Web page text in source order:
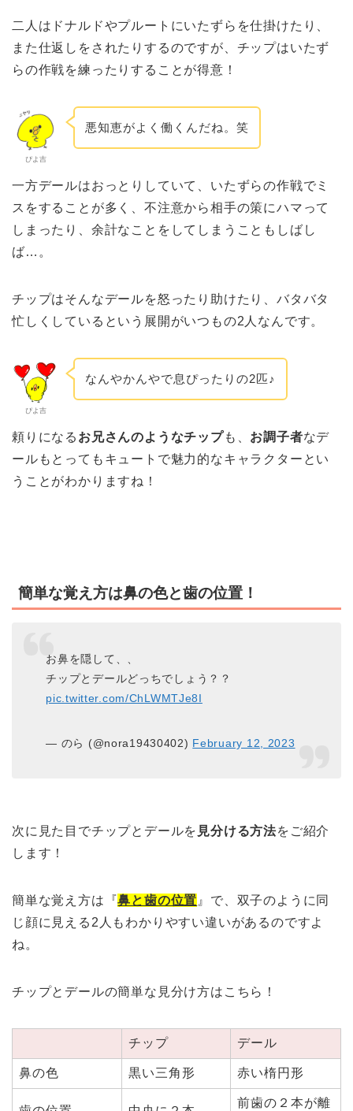
二人はドナルドやプルートにいたずらを仕掛けたり、
また仕返しをされたりするのですが、チップはいたず
らの作戦を練ったりすることが得意 ！
ぴよ吉
悪知恵がよく働くんだね。笑
一方デールはおっとりしていて、いたずらの作戦でミ
スをすることが多く、不注意から相手の策にハマって
しまったり、余計なことをしてしまうこともしばし
ば…。
チップはそんなデールを怒ったり助けたり、バタバタ
忙しくしているという展開がいつもの2人なんです。
ぴよ吉
なんやかんやで息ぴったりの2匹♪
頼りになる お兄さんのようなチップも、 お調子者なデ
ールもとってもキュートで魅力的なキャラクターとい
うことがわかりますね！
簡単な覚え方は鼻の色と歯の位置！
お鼻を隠して、、
チップとデールどっちでしょう？？
pic.twitter.com/ChLWMTJe8I
— のら (@nora19430402) February 12, 2023
次に見た目でチップとデールを 見分ける方法をご紹介
します！
簡単な覚え方は『鼻と歯の位置 』で、双子のように同
じ顔に見える2人もわかりやすい違いがあるのですよ
ね。
チップとデールの簡単な見分け方はこちら！
チップ デール
鼻の色 黒い三角形 赤い楕円形
前歯の２本が離